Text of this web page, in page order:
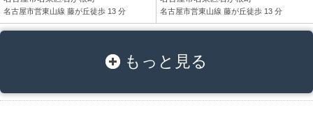
名古屋市営東山線 藤が丘徒歩 13 分 名古屋市営東山線 藤が丘徒歩 13 分
もっと見る